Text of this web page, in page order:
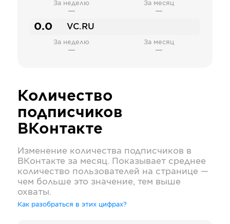
За неделю
—
За месяц
—
0.0 VC.RU
За неделю
—
За месяц
—
Количество
подписчиков
ВКонтакте
Изменение количества подписчиков в
ВКонтакте за месяц. Показывает среднее
количество пользователей на странице —
чем больше это значение, тем выше
охваты.
Как разобраться в этих цифрах?